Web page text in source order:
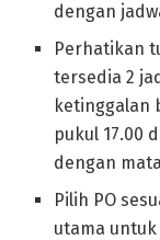
dengan
Perhatikan
tersedia 2
ketinggalan
pukul 17.00
dengan
Pilih PO
utama untuk